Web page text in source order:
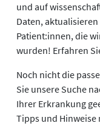
und auf
Daten,
Patient:innen, die
wurden! Erfahren
Noch nicht die
Sie unsere Suche
Ihrer Erkrankung
Tipps und Hinweise